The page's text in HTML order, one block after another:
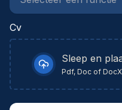
Cv
Sleep en
Pdf, Doc of